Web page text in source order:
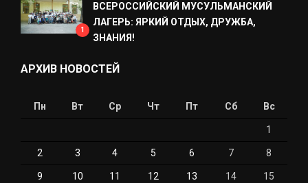
1
ВСЕРОССИЙСКИЙ МУСУЛЬМАНСКИЙ
ЛАГЕРЬ: ЯРКИЙ ОТДЫХ, ДРУЖБА,
ЗНАНИЯ!
АРХИВ НОВОСТЕЙ
Пн Вт Ср Чт Пт Сб Вс
1
2 3 4 5 6 7 8
9 10 11 12 13 14 15